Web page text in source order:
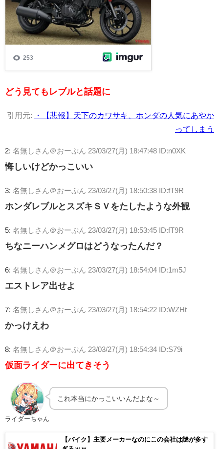
どう見てもレブルと話題に
引用元:
・【悲報】天下のカワサキ、ホンダの人気にあやか
ってしまう
2: 名無しさん＠おーぷん 23/03/27(月) 18:47:48 ID:n0XK
悔しいけどかっこいい
3: 名無しさん＠おーぷん 23/03/27(月) 18:50:38 ID:fT9R
ホンダレブルとスズキＳＶをたしたような外観
5: 名無しさん＠おーぷん 23/03/27(月) 18:53:45 ID:fT9R
ちなニーハンメグロはどうなったんだ？
6: 名無しさん＠おーぷん 23/03/27(月) 18:54:04 ID:1m5J
エストレア出せよ
7: 名無しさん＠おーぷん 23/03/27(月) 18:54:22 ID:WZHt
かっけえわ
8: 名無しさん＠おーぷん 23/03/27(月) 18:54:34 ID:S79i
仮面ライダーに出てきそう
ライダーちゃん
これ本当にかっこいいんだよな～
【バイク】主要メーカーなのにこの会社は謎が多す